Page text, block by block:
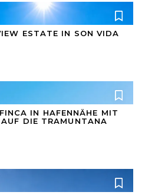
ESTATE IN SON VIDA
IN HAFENNÄHE MIT
DIE TRAMUNTANA